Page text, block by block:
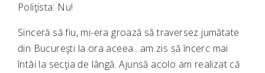
Poliţista: Nu!
Sinceră să fiu, mi-era groază să traversez jumătate
din Bucureşti la ora aceea…am zis să încerc mai
întâi la secţia de lângă. Ajunsă acolo am realizat că